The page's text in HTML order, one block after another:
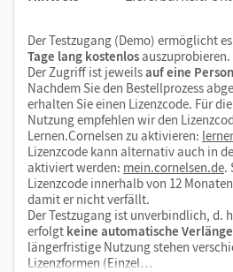
Arbeitsblätter als Hilfe für
Der Testzugang (Demo) ermöglicht
Tage lang kostenlosauszuprobieren.
Der Zugriff ist jeweilsauf eine
Nachdem Sie den Bestellprozess
erhalten Sie einen Lizenzcode. Für
Nutzung empfehlen wir den
Lernen.Cornelsen zu aktivieren:
Lizenzcode kann alternativ auch in
aktiviert werden: mein.cornelsen.de.
Lizenzcode innerhalb von 12
damit er nicht verfällt.
Der Testzugang ist unverbindlich, d.
erfolgt keine automatische
längerfristige Nutzung stehen
Lizenzformen (Einzel…